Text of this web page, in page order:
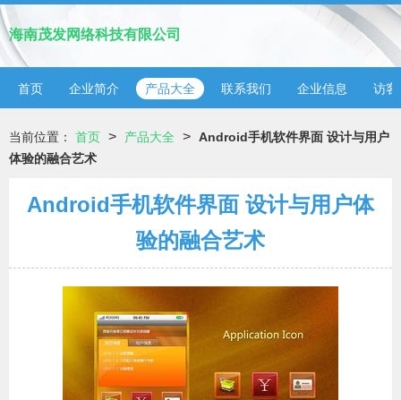
海南茂发网络科技有限公司
首页 企业简介 产品大全 联系我们 企业信息 访客
当前位置： 首页 > 产品大全 > Android手机软件界面 设计与用户
体验的融合艺术
Android手机软件界面 设计与用户体
验的融合艺术